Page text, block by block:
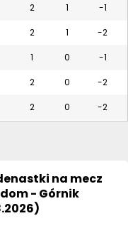
2 1 -1
2 1 -2
1 0 -1
2 0 -2
2 0 -2
na mecz
- Górnik